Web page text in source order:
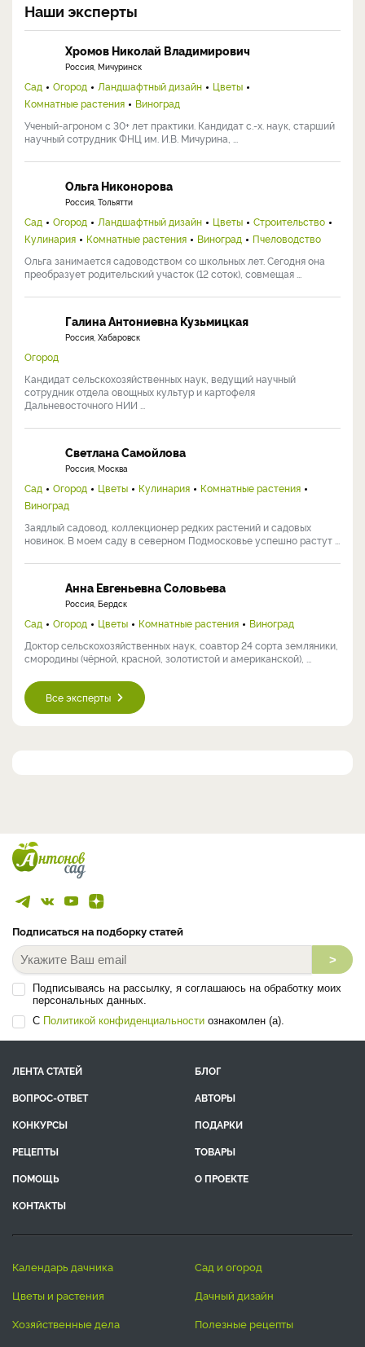
Наши эксперты
Хромов Николай Владимирович
Россия, Мичуринск
Сад Огород Ландшафтный дизайн
Цветы
Комнатные растения
Виноград
Ученый-агроном с 30+ лет практики. Кандидат с.-х. наук, старший
научный сотрудник ФНЦ им. И.В. Мичурина, ...
Ольга Никонорова
Россия, Тольятти
Сад Огород Ландшафтный дизайн Цветы
Строительство
Кулинария
Комнатные растения Виноград
Пчеловодство
Ольга занимается садоводством со школьных лет. Сегодня она
преобразует родительский участок (12 соток), совмещая ...
Галина Антониевна Кузьмицкая
Россия, Хабаровск
Огород
Кандидат сельскохозяйственных наук, ведущий научный
сотрудник отдела овощных культур и картофеля
Дальневосточного НИИ ...
Светлана Самойлова
Россия, Москва
Сад Огород Цветы Кулинария
Комнатные растения
Виноград
Заядлый садовод, коллекционер редких растений и садовых
новинок. В моем саду в северном Подмосковье успешно растут ...
Анна Евгеньевна Соловьева
Россия, Бердск
Сад Огород Цветы Комнатные растения
Виноград
Доктор сельскохозяйственных наук, соавтор 24 сорта земляники,
смородины (чёрной, красной, золотистой и американской), ...
Все эксперты
Подписаться на подборку статей
>
Подписываясь на рассылку, я соглашаюсь на обработку моих
персональных данных.
С Политикой конфиденциальности ознакомлен (а).
ЛЕНТА СТАТЕЙ
БЛОГ
ВОПРОС-ОТВЕТ
АВТОРЫ
КОНКУРСЫ
ПОДАРКИ
РЕЦЕПТЫ
ТОВАРЫ
ПОМОЩЬ
О ПРОЕКТЕ
КОНТАКТЫ
календарь дачника
сад и огород
цветы и растения
дачный дизайн
хозяйственные дела
полезные рецепты